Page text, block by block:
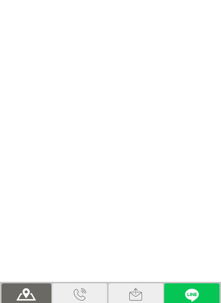
© 医療法人社団健美会 山田歯科医院 幡ヶ谷（新宿・渋谷近く）の歯